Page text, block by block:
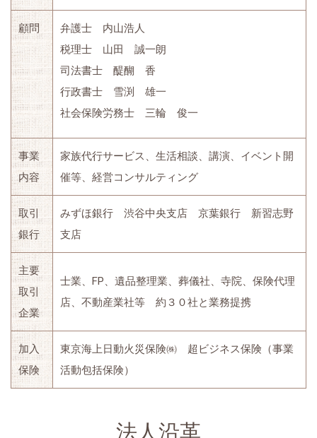
顧問
弁護士 内山浩人
税理士 山田 誠一朗
司法書士 醍醐 香
行政書士 雪渕 雄一
社会保険労務士 三輪 俊一
事業
内容
家族代行サービス、生活相談、講演、イベント開
催等、経営コンサルティング
取引
銀行
みずほ銀行 渋谷中央支店 京葉銀行 新習志野
支店
主要
取引
企業
士業、FP、遺品整理業、葬儀社、寺院、保険代理
店、不動産業社等 約３０社と業務提携
加入
保険
東京海上日動火災保険㈱ 超ビジネス保険（事業
活動包括保険）
法人沿革